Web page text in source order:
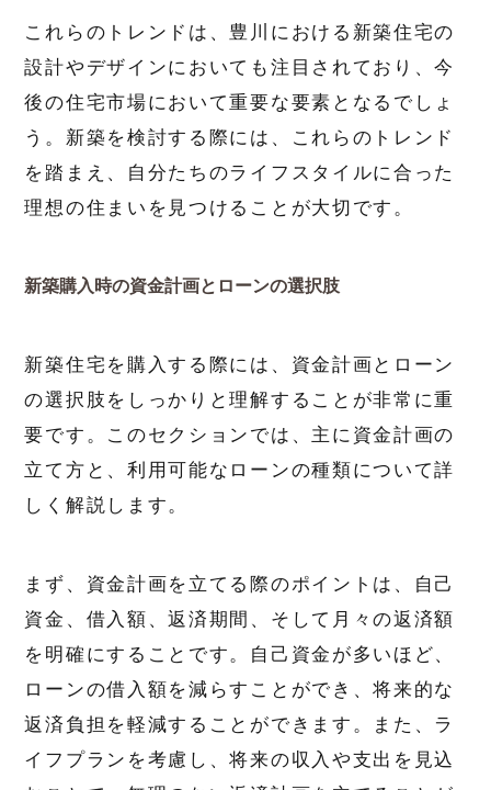
これらのトレンドは、豊川における新築住宅の
設計やデザインにおいても注目されており、今
後の住宅市場において重要な要素となるでしょ
う。新築を検討する際には、これらのトレンド
を踏まえ、自分たちのライフスタイルに合った
理想の住まいを見つけることが大切です。
新築購入時の資金計画とローンの選択肢
新築住宅を購入する際には、資金計画とローン
の選択肢をしっかりと理解することが非常に重
要です。このセクションでは、主に資金計画の
立て方と、利用可能なローンの種類について詳
しく解説します。
まず、資金計画を立てる際のポイントは、自己
資金、借入額、返済期間、そして月々の返済額
を明確にすることです。自己資金が多いほど、
ローンの借入額を減らすことができ、将来的な
返済負担を軽減することができます。また、ラ
イフプランを考慮し、将来の収入や支出を見込